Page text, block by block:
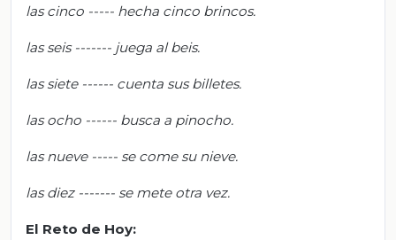
las cinco ----- hecha cinco brincos.
las seis ------- juega al beis.
las siete ------ cuenta sus billetes.
las ocho ------ busca a pinocho.
las nueve ----- se come su nieve.
las diez ------- se mete otra vez.
El Reto de Hoy: